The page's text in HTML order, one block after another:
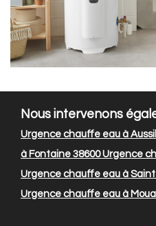
Nous intervenons
Urgence chauffe eau à
à Fontaine 38600Urgence
Urgence chauffe eau à
Urgence chauffe eau à